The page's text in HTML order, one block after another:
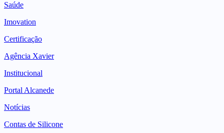
Saúde
Imovation
Certificação
Agência Xavier
Institucional
Portal Alcanede
Notícias
Contas de Silicone